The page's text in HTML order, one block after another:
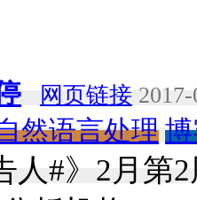
网页链接
然语言处理
人#》2月